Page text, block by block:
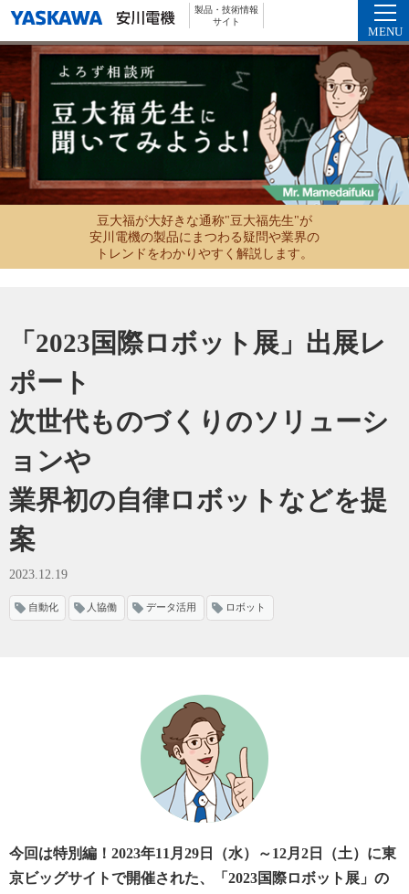
製品・技術情報
サイト
MENU
豆大福が大好きな通称"豆大福先生"が
安川電機の製品にまつわる疑問や業界の
トレンドをわかりやすく解説します。
「2023国際ロボット展」出展レ
ポート
次世代ものづくりのソリューシ
ョンや
業界初の自律ロボットなどを提
案
2023.12.19
自動化 人協働 データ活用 ロボット
今回は特別編！2023年11月29日（水）～12月2日（土）に東
京ビッグサイトで開催された、「2023国際ロボット展」の